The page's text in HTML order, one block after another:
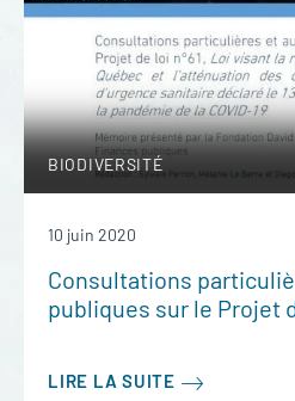
BIODIVERSITÉ
10 juin 2020
Consultations
publiques sur le Projet
LIRE LA SUITE